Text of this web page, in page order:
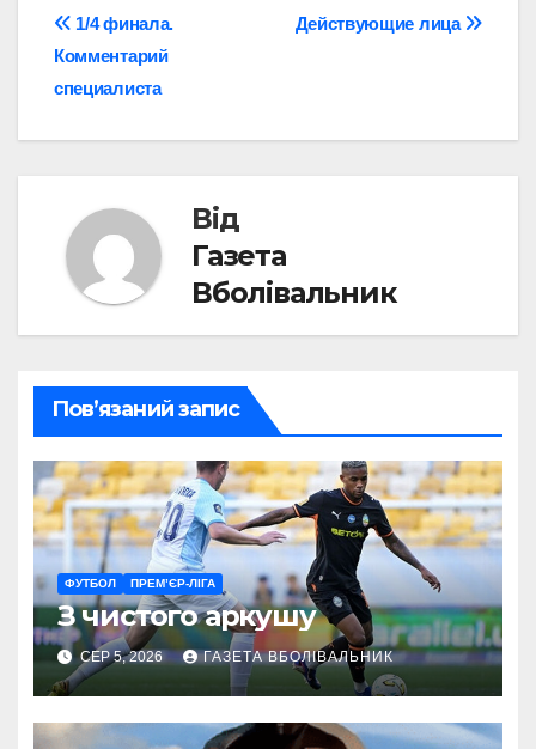
Навігація
записів
Действующие лица
1/4 финала.
Комментарий
специалиста
Від
Газета
Вболівальник
Пов’язаний запис
ФУТБОЛ ПРЕМ’ЄР-ЛІГА
З чистого аркушу
СЕР 5, 2026 ГАЗЕТА ВБОЛІВАЛЬНИК